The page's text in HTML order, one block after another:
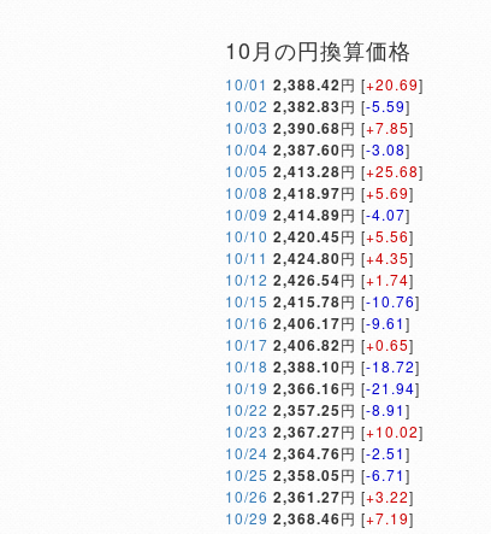
10月の円換算価格
10/01 2,388.42円 [+20.69]
10/02 2,382.83円 [-5.59]
10/03 2,390.68円 [+7.85]
10/04 2,387.60円 [-3.08]
10/05 2,413.28円 [+25.68]
10/08 2,418.97円 [+5.69]
10/09 2,414.89円 [-4.07]
10/10 2,420.45円 [+5.56]
10/11 2,424.80円 [+4.35]
10/12 2,426.54円 [+1.74]
10/15 2,415.78円 [-10.76]
10/16 2,406.17円 [-9.61]
10/17 2,406.82円 [+0.65]
10/18 2,388.10円 [-18.72]
10/19 2,366.16円 [-21.94]
10/22 2,357.25円 [-8.91]
10/23 2,367.27円 [+10.02]
10/24 2,364.76円 [-2.51]
10/25 2,358.05円 [-6.71]
10/26 2,361.27円 [+3.22]
10/29 2,368.46円 [+7.19]